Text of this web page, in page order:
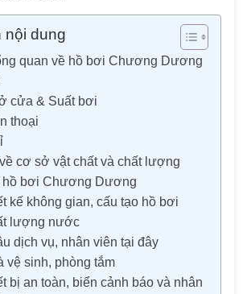
nội dung
quan về hồ bơi Chương Dương
cửa & Suất bơi
thoại
cơ sở vật chất và chất lượng
hồ bơi Chương Dương
kế không gian, cấu tạo hồ bơi
lượng nước
dịch vụ, nhân viên tại đây
vệ sinh, phòng tắm
bị an toàn, biển cảnh báo và nhân